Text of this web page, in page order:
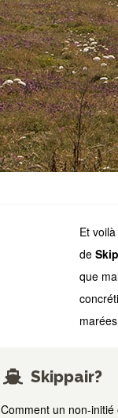
Et
de
que
Skippair?
Comment un non-